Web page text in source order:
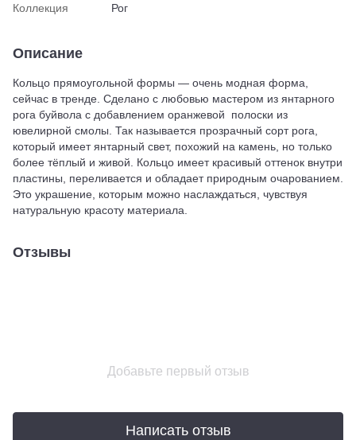
Коллекция
Рог
Описание
Кольцо прямоугольной формы — очень модная форма,
сейчас в тренде. Сделано с любовью мастером из янтарного
рога буйвола с добавлением оранжевой полоски из
ювелирной смолы. Так называется прозрачный сорт рога,
который имеет янтарный свет, похожий на камень, но только
более тёплый и живой. Кольцо имеет красивый оттенок внутри
пластины, переливается и обладает природным очарованием.
Это украшение, которым можно наслаждаться, чувствуя
натуральную красоту материала.
Отзывы
Добавьте первый отзыв
Написать отзыв